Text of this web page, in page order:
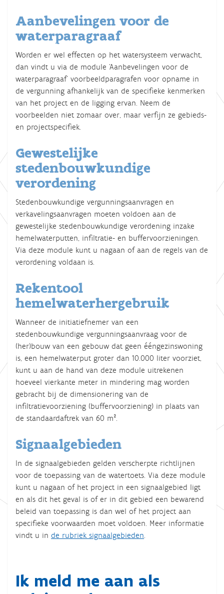
Aanbevelingen voor de
waterparagraaf
Worden er wel effecten op het watersysteem verwacht,
dan vindt u via de module ‘Aanbevelingen voor de
waterparagraaf’ voorbeeldparagrafen voor opname in
de vergunning afhankelijk van de specifieke kenmerken
van het project en de ligging ervan. Neem de
voorbeelden niet zomaar over, maar verfijn ze gebieds-
en projectspecifiek.
Gewestelijke
stedenbouwkundige
verordening
Stedenbouwkundige vergunningsaanvragen en
verkavelingsaanvragen moeten voldoen aan de
gewestelijke stedenbouwkundige verordening inzake
hemelwaterputten, infiltratie- en buffervoorzieningen.
Via deze module kunt u nagaan of aan de regels van de
verordening voldaan is.
Rekentool
hemelwaterhergebruik
Wanneer de initiatiefnemer van een
stedenbouwkundige vergunningsaanvraag voor de
(her)bouw van een gebouw dat geen ééngezinswoning
is, een hemelwaterput groter dan 10.000 liter voorziet,
kunt u aan de hand van deze module uitrekenen
hoeveel vierkante meter in mindering mag worden
gebracht bij de dimensionering van de
infiltratievoorziening (buffervoorziening) in plaats van
de standaardaftrek van 60 m².
Signaalgebieden
In de signaalgebieden gelden verscherpte richtlijnen
voor de toepassing van de watertoets. Via deze module
kunt u nagaan of het project in een signaalgebied ligt
en als dit het geval is of er in dit gebied een bewarend
beleid van toepassing is dan wel of het project aan
specifieke voorwaarden moet voldoen. Meer informatie
vindt u in de rubriek signaalgebieden
Ik meld me aan als